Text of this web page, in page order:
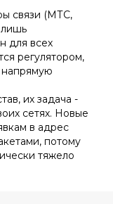
связи (МТС,
для всех
регулятором,
напрямую
их задача -
сетях. Новые
в адрес
потому
тяжело